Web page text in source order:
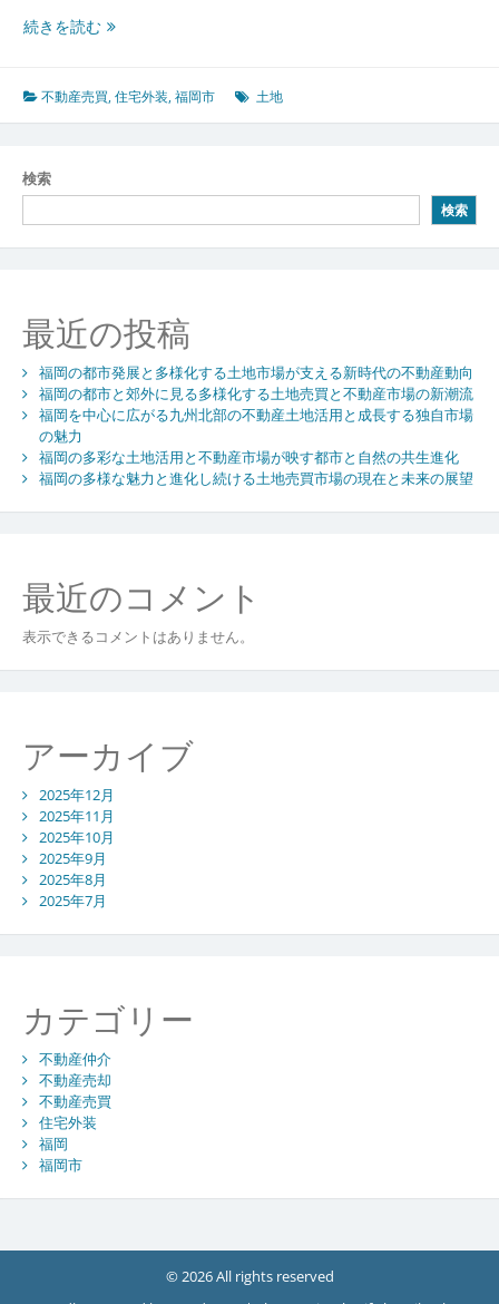
続きを読む人
が
生
産
市
場
の
多
層
的
値
た
な
資
不動産売買,住宅外装,福岡市 土地
検索
検索
最近の投稿
福岡の都市発展と多様化する土地市場が支える新時代の不動産動向
福岡の都市と郊外に見る多様化する土地売買と不動産市場の新潮流
福岡を中心に広がる九州北部の不動産土地活用と成長する独自市場
の魅力
福岡の多彩な土地活用と不動産市場が映す都市と自然の共生進化
福岡の多様な魅力と進化し続ける土地売買市場の現在と未来の展望
最近のコメント
表示できるコメントはありません。
アーカイブ
2025年12月
2025年11月
2025年10月
2025年9月
2025年8月
2025年7月
カテゴリー
不動産仲介
不動産売却
不動産売買
住宅外装
福岡
福岡市
© 2026 All rights reserved